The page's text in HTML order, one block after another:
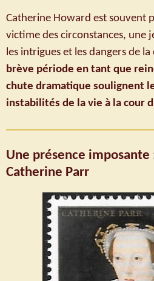
Catherine Howard est souvent
victime des circonstances, une
les intrigues et les dangers de
brève période en tant que
chute dramatique soulignent
instabilités de la vie à la cour
Une présence
Catherine Parr